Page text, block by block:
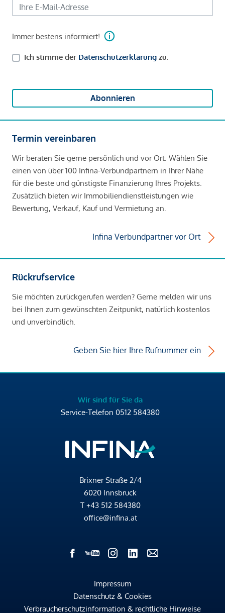
Immer bestens informiert!
Ich stimme der Datenschutzerklärung zu.
Abonnieren
Termin vereinbaren
Wir beraten Sie gerne persönlich und vor Ort. Wählen Sie
einen von über 100 Infina-Verbundpartnern in Ihrer Nähe
für die beste und günstigste Finanzierung Ihres Projekts.
Zusätzlich bieten wir Immobiliendienstleistungen wie
Bewertung, Verkauf, Kauf und Vermietung an.
Infina Verbundpartner vor Ort
Rückrufservice
Sie möchten zurückgerufen werden? Gerne melden wir uns
bei Ihnen zum gewünschten Zeitpunkt, natürlich kostenlos
und unverbindlich.
Geben Sie hier Ihre Rufnummer ein
Wir sind für Sie da
Service-Telefon 0512 584380
Brixner Straße 2/4
6020 Innsbruck
T +43 512 584380
office@infina.at
Impressum
Datenschutz & Cookies
Verbraucherschutzinformation & rechtliche Hinweise